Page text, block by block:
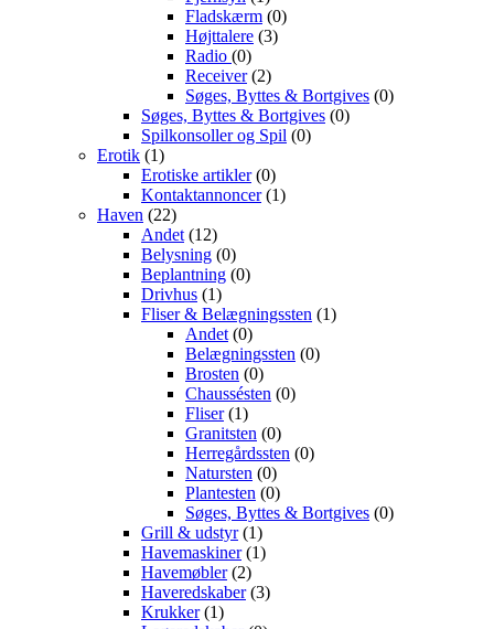
Fladskærm (0)
Højttalere (3)
Radio (0)
Receiver(2)
Søges, Byttes & Bortgives (0)
Søges, Byttes & Bortgives (0)
Spilkonsoller og Spil (0)
Erotik (1)
Erotiske artikler(0)
Kontaktannoncer(1)
Haven (22)
Andet (12)
Belysning (0)
Beplantning (0)
Drivhus (1)
Fliser & Belægningssten (1)
Andet (0)
Belægningssten (0)
Brosten (0)
Chaussésten (0)
Fliser(1)
Granitsten (0)
Herregårdssten (0)
Natursten (0)
Plantesten (0)
Søges, Byttes & Bortgives (0)
Grill & udstyr(1)
Havemaskiner(1)
Havemøbler(2)
Haveredskaber(3)
Krukker(1)